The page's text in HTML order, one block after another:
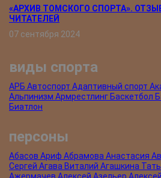
«АРХИВ ТОМСКОГО СПОРТА».
ЧИТАТЕЛЕЙ
07 сентября 2024
виды спорта
АРБ Автоспорт Адаптивный спорт
Альпинизм Армрестлинг Баскетбол
Биатлон
персоны
Абасов Ариф Абрамова Анастасия
Сергей Агава Виталий Агашкина